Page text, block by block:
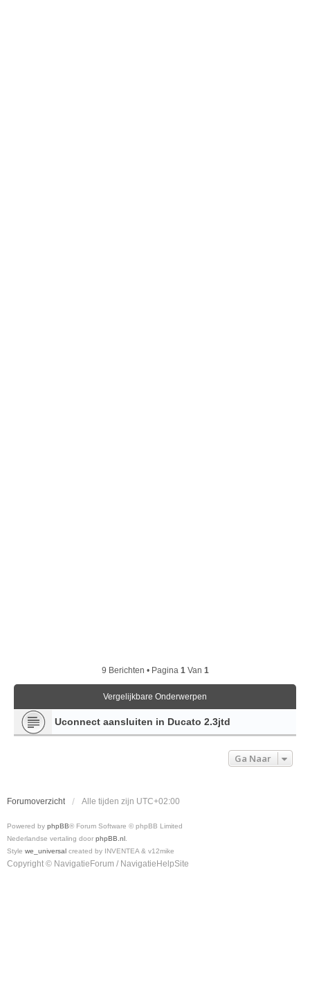
9 Berichten • Pagina 1Van 1
Vergelijkbare Onderwerpen
Uconnect aansluiten in Ducato 2.3jtd
Ga Naar
Forumoverzicht Alle tijden zijn UTC+02:00
Powered by phpBB® Forum Software © phpBB Limited
Nederlandse vertaling door phpBB.nl
Style we_universal created by INVENTEA & v12mike
Copyright © NavigatieForum / NavigatieHelpSite